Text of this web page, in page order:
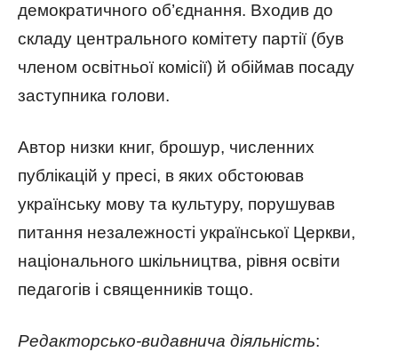
демократичного об’єднання. Входив до
складу центрального комітету партії (був
членом освітньої комісії) й обіймав посаду
заступника голови.
Автор низки книг, брошур, численних
публікацій у пресі, в яких обстоював
українську мову та культуру, порушував
питання незалежності української Церкви,
національного шкільництва, рівня освіти
педагогів і священників тощо.
Редакторсько-видавнича діяльність: